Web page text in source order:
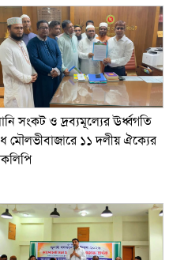
সংকট ও দ্রব্যমূল্যের ঊর্ধ্বগতি
মৌলভীবাজারে ১১ দলীয় ঐক্যের